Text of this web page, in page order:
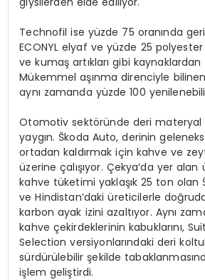
Technofil ise yüzde 75 oranında
ECONYL elyaf ve yüzde 25 polyester
ve kumaş artıkları gibi
Mükemmel aşınma direnciyle
aynı zamanda yüzde 100
Otomotiv sektöründe deri materyal
yaygın. Škoda Auto, derinin
ortadan kaldırmak için kahve ve
üzerine çalışıyor. Çekya’da yer
kahve tüketimi yaklaşık 25 ton olan
ve Hindistan’daki üreticilerle
karbon ayak izini azaltıyor. Aynı
kahve çekirdeklerinin kabuklarını,
Selection versiyonlarındaki deri
sürdürülebilir şekilde
işlem geliştirdi.